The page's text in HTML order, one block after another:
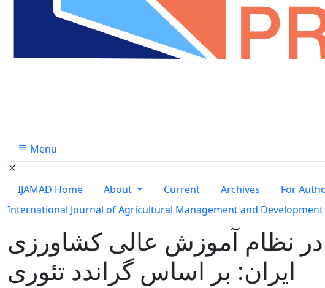
Menu
IJAMAD Home About Current Archives For
International Journal of Agricultural Management and Development
در نظام آموزش عالی کشاورزی
ایران: بر اساس گراندد تئوری